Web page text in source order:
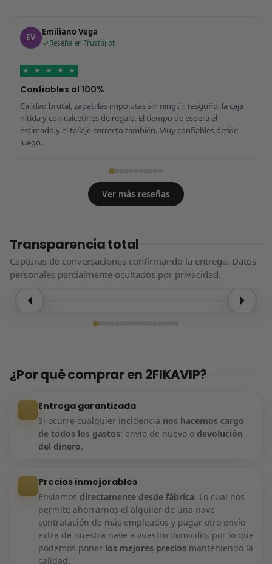
EV Emiliano Vega
Reseña en Trustpilot
★ ★ ★ ★ ★
Confiables al 100%
Calidad brutal, zapatillas impolutas sin ningún rasguño, la caja
nítida y con calcetines de regalo. El tiempo de espera el
estimado y el tallaje correcto también. Muy confiables desde
luego.
Ver más reseñas
Transparencia total
Capturas de conversaciones confirmando la entrega. Datos
personales parcialmente ocultados por privacidad.
¿Por qué comprar en 2FIKAVIP?
Entrega garantizada
Si ocurre cualquier incidencia nos hacemos cargo
de todos los gastos: envío de nuevo o devolución
del dinero.
Precios inmejorables
Enviamos directamente desde fábrica. Lo cual nos
permite ahorrarnos el alquiler de una nave,
contratación de más empleados y pagar otro envío
extra de nuestra nave a vuestro domicilio, por lo que
podemos poner los mejores precios manteniendo la
calidad.